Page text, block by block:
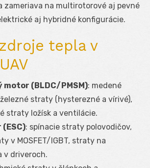
zameriava na multirotorové aj pevné
aj hybridné konfigurácie.
tepla v
(BLDC/PMSM): medené
železné straty (hysterezné a vírivé),
straty ložísk a ventilácie.
: spínacie straty polovodičov,
v MOSFET/IGBT, straty na
v driveroch.